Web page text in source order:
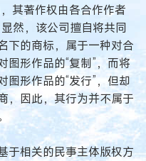
其著作权由各合作作者
然，该公司擅自将共同
下的商标，属于一种对合
图形作品的“复制”，而将
图形作品的“发行”，但却
，因此，其行为并不属于
于相关的民事主体版权方